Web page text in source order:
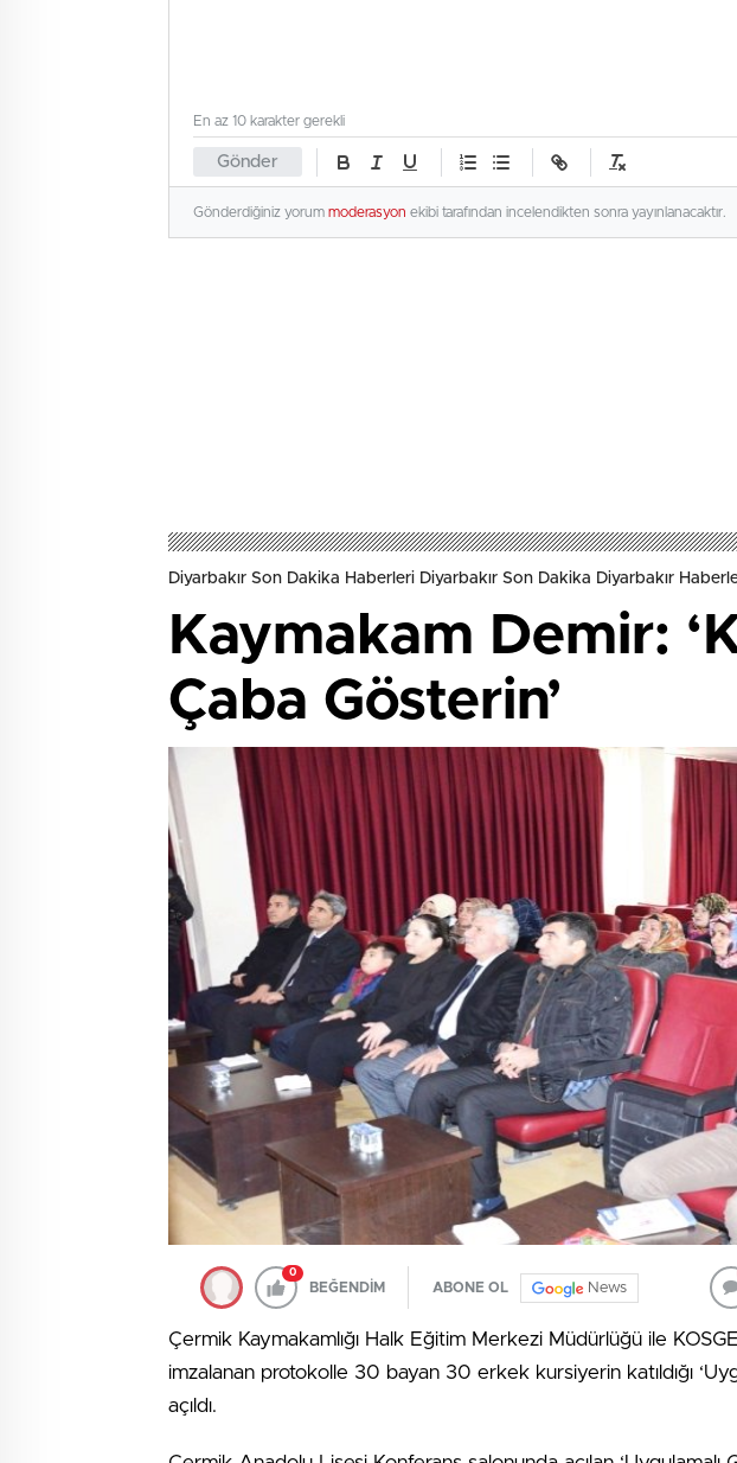
Gönder
En az 10 karakter gerekli
Gönderdiğiniz yorum moderasyon ekibi tarafından incelendikten sonra yayınlanacaktır.
Diyarbakır Son Dakika Haberleri Diyarbakır Son Dakika Diyarbakır
Kaymakam Demir:
Çaba Gösterin’
0
BEĞENDİM ABONE OL News
Çermik Kaymakamlığı Halk Eğitim Merkezi Müdürlüğü ile
imzalanan protokolle 30 bayan 30 erkek kursiyerin katıldığı
açıldı.